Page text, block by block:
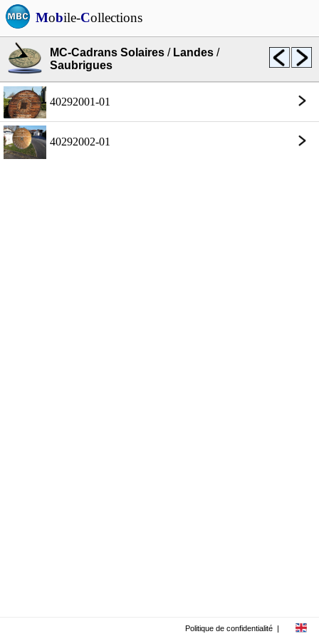
Mobile-Collections
MC-Cadrans Solaires / Landes /
Saubrigues
40292001-01
40292002-01
Politique de confidentialité |